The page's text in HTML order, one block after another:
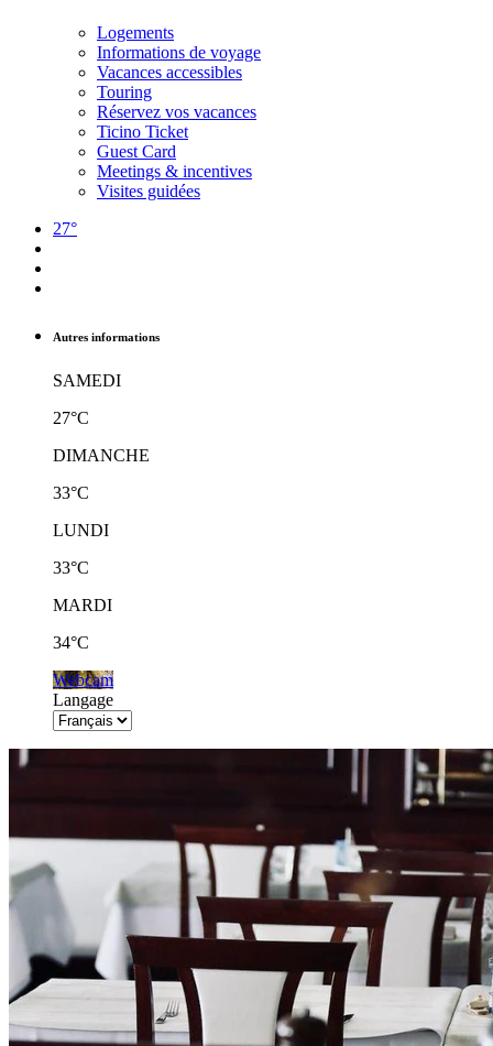
Logements
Informations de voyage
Vacances accessibles
Touring
Réservez vos vacances
Ticino Ticket
Guest Card
Meetings & incentives
Visites guidées
27°
Autres informations
SAMEDI
27°C
DIMANCHE
33°C
LUNDI
33°C
MARDI
34°C
Webcam
Langage